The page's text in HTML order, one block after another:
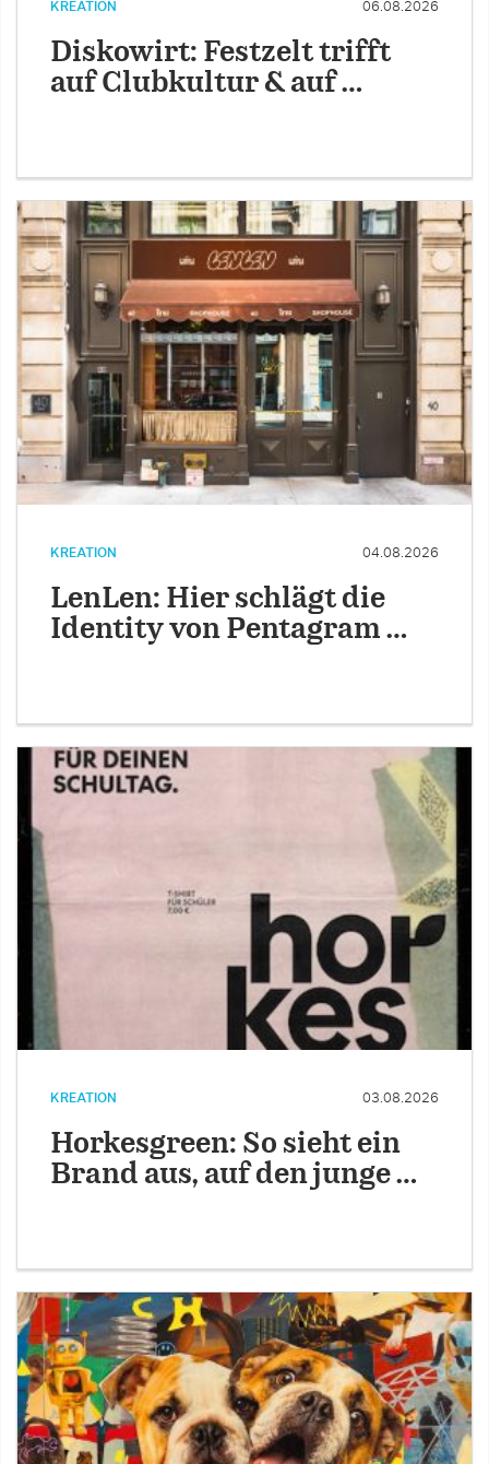
KREATION 06.08.2026
Diskowirt: Festzelt trifft
auf Clubkultur & auf …
KREATION 04.08.2026
LenLen: Hier schlägt die
Identity von Pentagram …
KREATION 03.08.2026
Horkesgreen: So sieht ein
Brand aus, auf den junge …